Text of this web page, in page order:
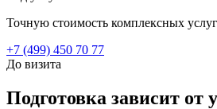
Точную стоимость комплексных
+7 (499) 450 70 77
До визита
Подготовка зависит от